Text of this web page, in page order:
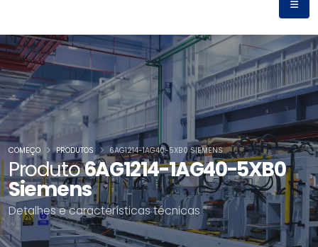
Produto6AG1214-1AG40-5XB0
Siemens
Detalhes e características técnicas
COMEÇO PRODUTOS 6AG1214-1AG40-5XB0 SIEMENS